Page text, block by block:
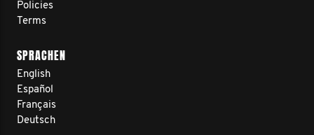
Policies
Terms
SPRACHEN
English
Español
Français
Deutsch